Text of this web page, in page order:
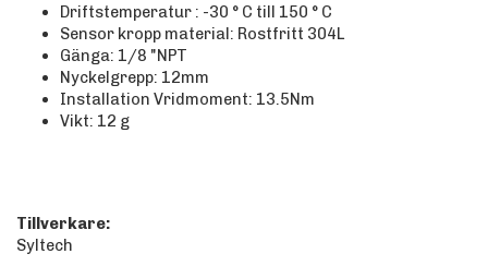
Driftstemperatur : -30 ° C till 150 ° C
Sensor kropp material: Rostfritt 304L
Gänga: 1/8 "NPT
Nyckelgrepp: 12mm
Installation Vridmoment: 13.5Nm
Vikt: 12 g
Tillverkare:
Syltech